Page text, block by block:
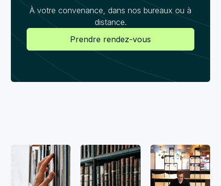
À votre convenance, dans nos bureaux ou à
distance.
Prendre rendez-vous